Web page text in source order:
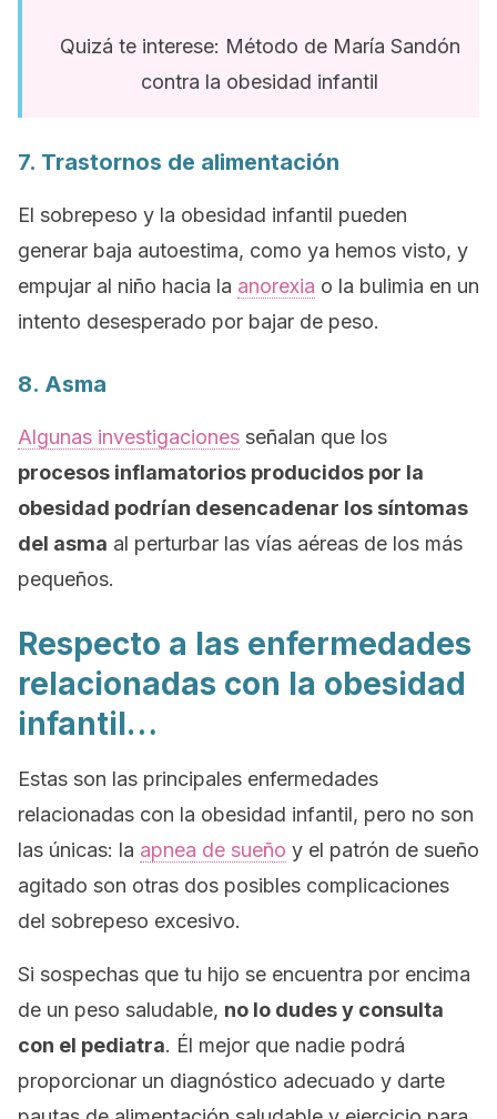
Quizá te interese: Método de María Sandón
contra la obesidad infantil
7. Trastornos de alimentación
El sobrepeso y la obesidad infantil pueden
generar baja autoestima, como ya hemos visto, y
empujar al niño hacia la anorexia o la bulimia en un
intento desesperado por bajar de peso.
8. Asma
Algunas investigaciones señalan que los
procesos inflamatorios producidos por la
obesidad podrían desencadenar los síntomas
del asma al perturbar las vías aéreas de los más
pequeños.
Respecto a las enfermedades
relacionadas con la obesidad
infantil…
Estas son las principales enfermedades
relacionadas con la obesidad infantil, pero no son
las únicas: la apnea de sueño y el patrón de sueño
agitado son otras dos posibles complicaciones
del sobrepeso excesivo.
Si sospechas que tu hijo se encuentra por encima
de un peso saludable, no lo dudes y consulta
con el pediatra. Él mejor que nadie podrá
proporcionar un diagnóstico adecuado y darte